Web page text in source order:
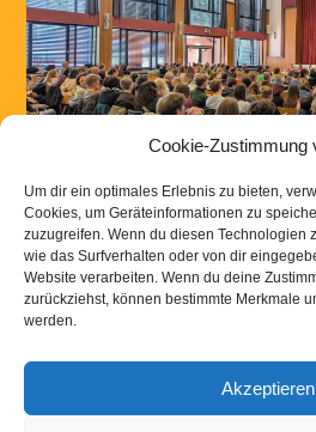
Cookie-Zustimmung
Um dir ein optimales Erlebnis zu bieten,
Cookies, um Geräteinformationen zu
zuzugreifen. Wenn du diesen Technologien
wie das Surfverhalten oder von dir
Website verarbeiten. Wenn du deine
zurückziehst, können bestimmte Merkmale
werden.
Akzeptieren
Kontakt|Links|Downloads|